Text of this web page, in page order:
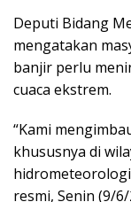
Deputi Bidang
mengatakan
banjir perlu
cuaca ekstrem.
“Kami
khususnya di
resmi, Senin (9/6/